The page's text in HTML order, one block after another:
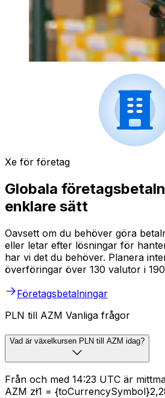
Xe för företag
Globala
enklare sätt
Oavsett om du behöver göra
eller letar efter lösningar för
har vi det du behöver. Planera
överföringar över 130 valutor i
Företagsbetalningar
PLN till AZM Vanliga frågor
Vad är växelkursen PLN till AZM idag?
Från och med 14:23 UTC är
AZM zł1 =